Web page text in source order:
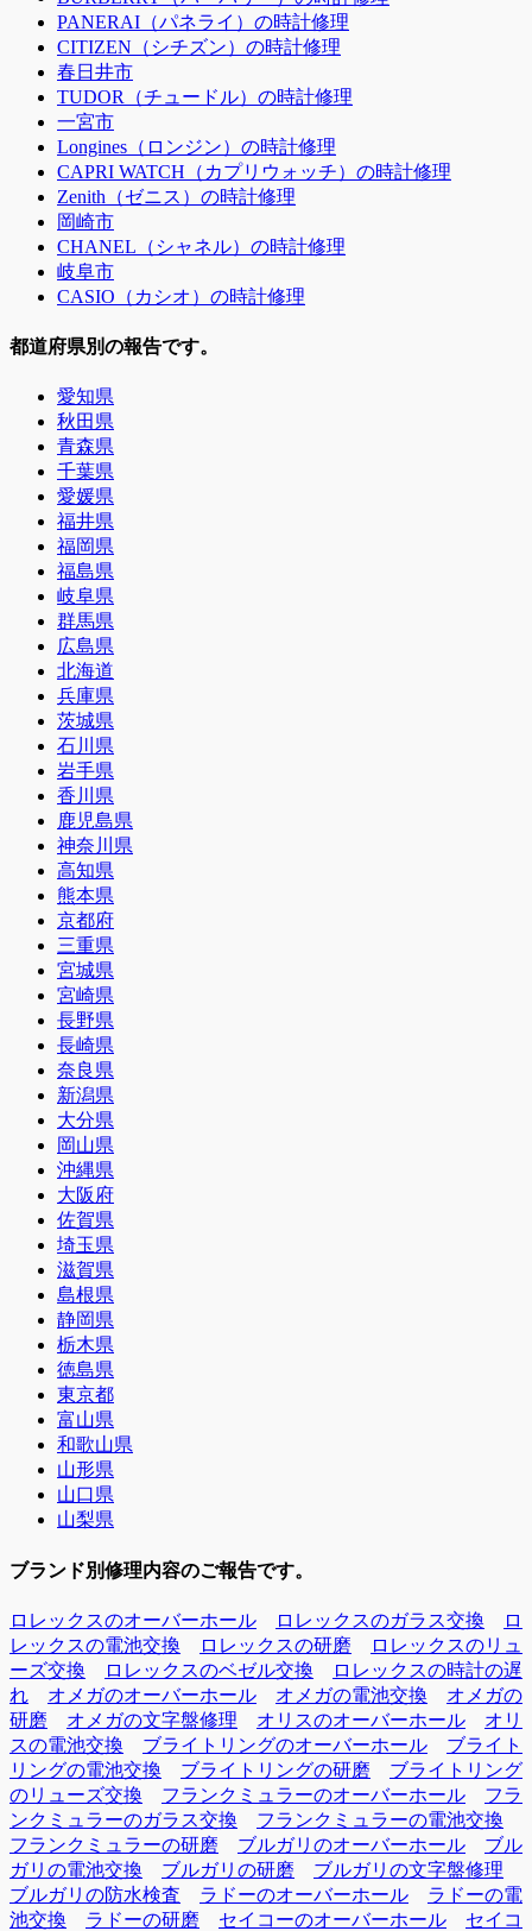
PANERAI（パネライ）の時計修理
CITIZEN（シチズン）の時計修理
春日井市
TUDOR（チュードル）の時計修理
一宮市
Longines（ロンジン）の時計修理
CAPRI WATCH（カプリウォッチ）の時計修理
Zenith（ゼニス）の時計修理
岡崎市
CHANEL（シャネル）の時計修理
岐阜市
CASIO（カシオ）の時計修理
都道府県別の報告です。
愛知県
秋田県
青森県
千葉県
愛媛県
福井県
福岡県
福島県
岐阜県
群馬県
広島県
北海道
兵庫県
茨城県
石川県
岩手県
香川県
鹿児島県
神奈川県
高知県
熊本県
京都府
三重県
宮城県
宮崎県
長野県
長崎県
奈良県
新潟県
大分県
岡山県
沖縄県
大阪府
佐賀県
埼玉県
滋賀県
島根県
静岡県
栃木県
徳島県
東京都
富山県
和歌山県
山形県
山口県
山梨県
ブランド別修理内容のご報告です。
ロレックスのオーバーホール ロレックスのガラス交換
ロ
レックスの電池交換
ロレックスの研磨
ロレックスのリュ
ーズ交換
ロレックスのベゼル交換
ロレックスの時計の遅
れ
オメガのオーバーホール オメガの電池交換
オメガの
研磨
オメガの文字盤修理 オリスのオーバーホール
オリ
スの電池交換
ブライトリングのオーバーホール
ブライト
リングの電池交換
ブライトリングの研磨
ブライトリング
のリューズ交換
フランクミュラーのオーバーホール
フラ
ンクミュラーのガラス交換
フランクミュラーの電池交換
フランクミュラーの研磨
ブルガリのオーバーホール
ブル
ガリの電池交換
ブルガリの研磨
ブルガリの文字盤修理
ブルガリの防水検査
ラドーのオーバーホール
ラドーの電
池交換
ラドーの研磨 セイコーのオーバーホール
セイコ